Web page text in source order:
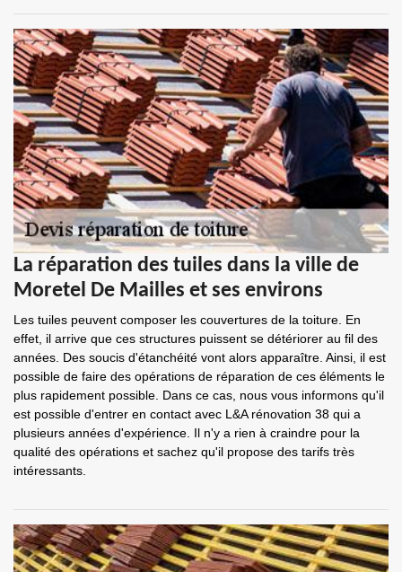
La réparation des tuiles dans la ville de
Moretel De Mailles et ses environs
Les tuiles peuvent composer les couvertures de la toiture. En
effet, il arrive que ces structures puissent se détériorer au fil des
années. Des soucis d'étanchéité vont alors apparaître. Ainsi, il est
possible de faire des opérations de réparation de ces éléments le
plus rapidement possible. Dans ce cas, nous vous informons qu'il
est possible d'entrer en contact avec L&A rénovation 38 qui a
plusieurs années d'expérience. Il n'y a rien à craindre pour la
qualité des opérations et sachez qu'il propose des tarifs très
intéressants.